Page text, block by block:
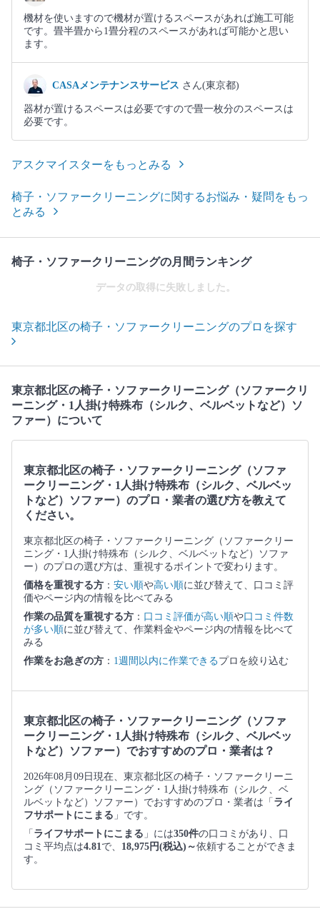
機材を使いますので機材が置けるスペースがあれば施工可能
です。畳半畳から1畳分程のスペースがあれば可能かと思い
ます。
CASAメンテナンスサービス さん(東京都)
器材が置けるスペースは必要ですので畳一枚分のスペースは
必要です。
アスクマイスターをもっとみる
椅子・ソファークリーニングに関するお悩み・疑問をもっ
とみる
椅子・ソファークリーニングの月間ランキング
データの取得に失敗しました。
東京都北区の椅子・ソファークリーニングのプロを探す
東京都北区の椅子・ソファークリーニング（ソファークリ
ーニング・1人掛け特殊布（シルク、ベルベットなど）ソ
ファー）について
東京都北区の椅子・ソファークリーニング（ソファ
ークリーニング・1人掛け特殊布（シルク、ベルベッ
トなど）ソファー）のプロ・業者の選び方を教えて
ください。
東京都北区の椅子・ソファークリーニング（ソファークリー
ニング・1人掛け特殊布（シルク、ベルベットなど）ソファ
ー）のプロの選び方は、重視するポイントで変わります。
価格を重視する方 ： 安い順や高い順に並び替えて、口コミ評
価やページ内の情報を比べてみる
作業の品質を重視する方 ： 口コミ評価が高い順や口コミ件数
が多い順に並び替えて、作業料金やページ内の情報を比べて
みる
作業をお急ぎの方 ： 1週間以内に作業できるプロを絞り込む
東京都北区の椅子・ソファークリーニング（ソファ
ークリーニング・1人掛け特殊布（シルク、ベルベッ
トなど）ソファー）でおすすめのプロ・業者は？
2026年08月09日現在、東京都北区の椅子・ソファークリーニ
ング（ソファークリーニング・1人掛け特殊布（シルク、ベ
ルベットなど）ソファー）でおすすめのプロ・業者は「 ライ
フサポートにこまる 」です。
「 ライフサポートにこまる 」には350件の口コミがあり、口
コミ平均点は4.81で、 18,975円(税込)～依頼することができま
す。